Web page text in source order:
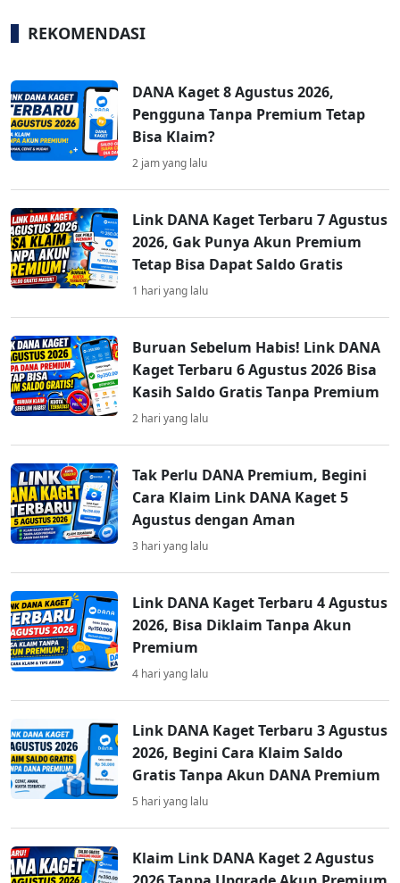
REKOMENDASI
DANA Kaget 8 Agustus 2026,
Pengguna Tanpa Premium Tetap
Bisa Klaim?
2 jam yang lalu
Link DANA Kaget Terbaru 7 Agustus
2026, Gak Punya Akun Premium
Tetap Bisa Dapat Saldo Gratis
1 hari yang lalu
Buruan Sebelum Habis! Link DANA
Kaget Terbaru 6 Agustus 2026 Bisa
Kasih Saldo Gratis Tanpa Premium
2 hari yang lalu
Tak Perlu DANA Premium, Begini
Cara Klaim Link DANA Kaget 5
Agustus dengan Aman
3 hari yang lalu
Link DANA Kaget Terbaru 4 Agustus
2026, Bisa Diklaim Tanpa Akun
Premium
4 hari yang lalu
Link DANA Kaget Terbaru 3 Agustus
2026, Begini Cara Klaim Saldo
Gratis Tanpa Akun DANA Premium
5 hari yang lalu
Klaim Link DANA Kaget 2 Agustus